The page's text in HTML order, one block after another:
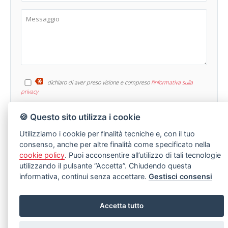
dichiaro di aver preso visione e compreso l'informativa sulla
privacy
LASCIA UNA RICHIESTA
Compila senza nessun impegno il modulo sotto.
🍪 Questo sito utilizza i cookie
Utilizziamo i cookie per finalità tecniche e, con il tuo
consenso, anche per altre finalità come specificato nella
cookie policy. Puoi acconsentire all’utilizzo di tali tecnologie
utilizzando il pulsante “Accetta”. Chiudendo questa
informativa, continui senza accettare.Gestisci consensi
Accetta tutto